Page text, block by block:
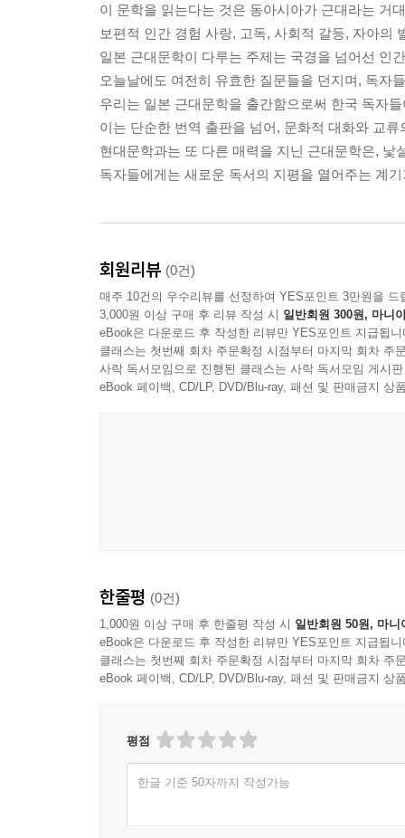
이 문학을 읽는다는 것은 동아시아가 근대라는 거
보편적 인간 경험 사랑, 고독, 사회적 갈등, 자아의
일본 근대문학이 다루는 주제는 국경을 넘어선 인
오늘날에도 여전히 유효한 질문들을 던지며, 독자
우리는 일본 근대문학을 출간함으로써 한국 독자
이는 단순한 번역 출판을 넘어, 문화적 대화와 교
현대문학과는 또 다른 매력을 지닌 근대문학은, 낯
독자들에게는 새로운 독서의 지평을 열어주는 계
회원리뷰 (0건)
매주 10건의 우수리뷰를 선정하여 YES포인트 3만원을 드
3,000원 이상 구매 후 리뷰 작성 시 일반회원 300원, 마니
eBook은 다운로드 후 작성한 리뷰만 YES포인트 지급됩니
클래스는 첫번째 회차 주문확정 시점부터 마지막 회차 주
사락 독서모임으로 진행된 클래스는 사락 독서모임 게시
eBook 페이백, CD/LP, DVD/Blu-ray, 패션 및 판매금지 상
한줄평 (0건)
1,000원 이상 구매 후 한줄평 작성 시 일반회원 50원, 마니
eBook은 다운로드 후 작성한 리뷰만 YES포인트 지급됩니
클래스는 첫번째 회차 주문확정 시점부터 마지막 회차 주
eBook 페이백, CD/LP, DVD/Blu-ray, 패션 및 판매금지 상
평점
한글 기준 50자까지 작성가능